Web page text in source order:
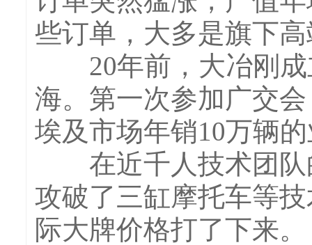
些订单，大多是旗下
20年前，大冶刚成
海。第一次参加广交
埃及市场年销10万辆
在近千人技术团队
攻破了三缸摩托车等
际大牌价格打了下来。